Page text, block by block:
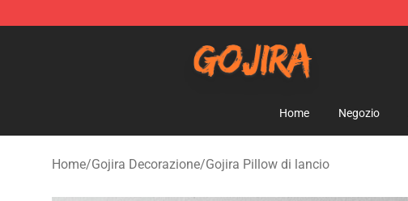
Home Negozio
Home/Gojira Decorazione/Gojira Pillow di lancio